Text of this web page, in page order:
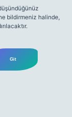
bildirmeniz halinde,